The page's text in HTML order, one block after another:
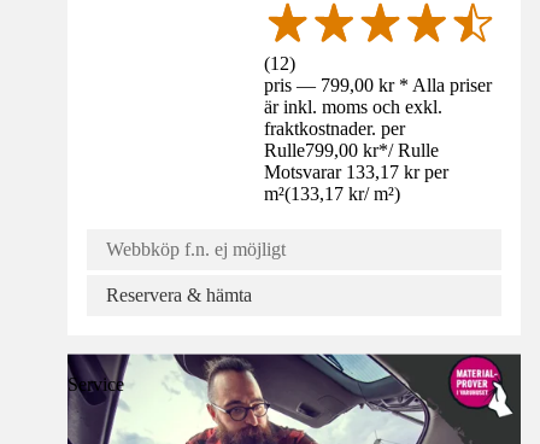
(12)
pris — 799,00 kr * Alla priser
är inkl. moms och exkl.
fraktkostnader. per
Rulle799,00 kr*/ Rulle
Motsvarar 133,17 kr per
m²(133,17 kr/ m²)
Webbköp f.n. ej möjligt
Reservera & hämta
Service